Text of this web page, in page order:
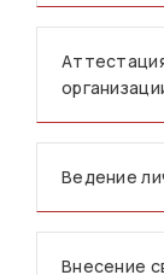
Ведение
Внесение